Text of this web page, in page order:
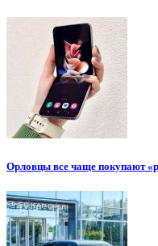
Орловцы все чаще покупают